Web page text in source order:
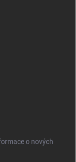
o nových